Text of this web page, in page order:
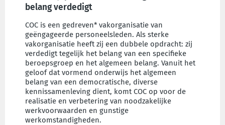
belang verdedigt
COC is een gedreven* vakorganisatie van
geëngageerde personeelsleden. Als sterke
vakorganisatie heeft zij een dubbele opdracht: zij
verdedigt tegelijk het belang van een specifieke
beroepsgroep en het algemeen belang. Vanuit het
geloof dat vormend onderwijs het algemeen
belang van een democratische, diverse
kennissamenleving dient, komt COC op voor de
realisatie en verbetering van noodzakelijke
werkvoorwaarden en gunstige
werkomstandigheden.